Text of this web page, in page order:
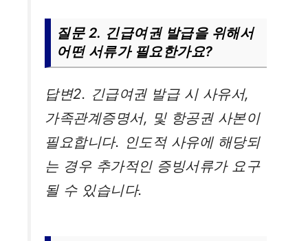
질문 2. 긴급여권 발급을 위해서
어떤 서류가 필요한가요?
답변2. 긴급여권 발급 시 사유서,
가족관계증명서, 및 항공권 사본이
필요합니다. 인도적 사유에 해당되
는 경우 추가적인 증빙서류가 요구
될 수 있습니다.